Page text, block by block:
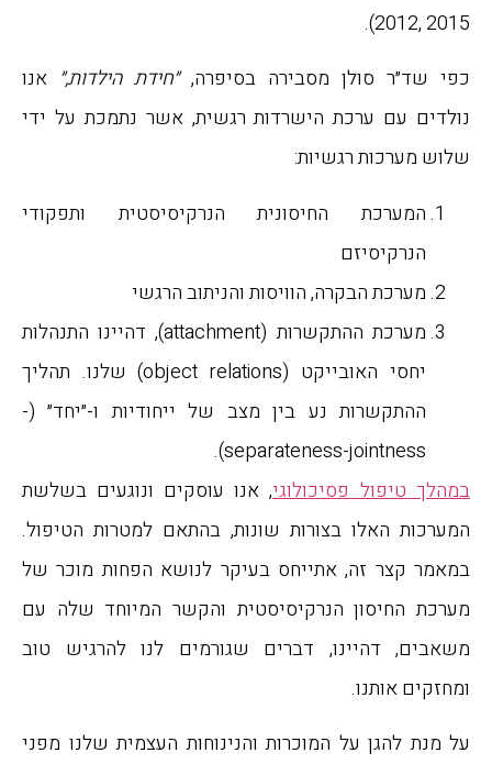
2012, 2015).
כפי שד״ר סולן מסבירה בסיפרה,״חידת הילדות,״ אנו
נולדים עם ערכת הישרדות רגשית, אשר נתמכת על ידי
שלוש מערכות רגשיות:
המערכת החיסונית הנרקיסיסטית ותפקודי
הנרקיסיזם
מערכת הבקרה, הוויסות והניתוב הרגשי
מערכת ההתקשרות (attachment), דהיינו התנהלות
יחסי האובייקט (object relations) שלנו. תהליך
ההתקשרות נע בין מצב של ייחודיות ו-״יחד״ (-
separateness-jointness).
במהלך טיפול פסיכולוגי, אנו עוסקים ונוגעים בשלשת
המערכות האלו בצורות שונות, בהתאם למטרות הטיפול.
במאמר קצר זה, אתייחס בעיקר לנושא הפחות מוכר של
מערכת החיסון הנרקיסיסטית והקשר המיוחד שלה עם
משאבים, דהיינו, דברים שגורמים לנו להרגיש טוב
ומחזקים אותנו.
על מנת להגן על המוכרות והנינוחות העצמית שלנו מפני